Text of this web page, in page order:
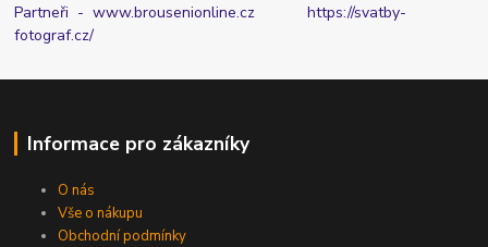
Partneři - www.brousenionline.czhttps://svatby-
fotograf.cz/
Informace pro zákazníky
O nás
Vše o nákupu
Obchodní podmínky